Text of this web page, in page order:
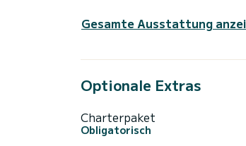
Gesamte Ausstattung
Optionale Extras
Charterpaket
Obligatorisch